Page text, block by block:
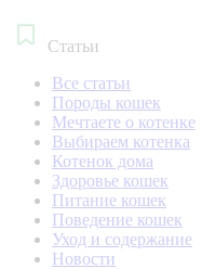
Статьи
Все статьи
Породы кошек
Мечтаете о котенке
Выбираем котенка
Котенок дома
Здоровье кошек
Питание кошек
Поведение кошек
Уход и содержание
Новости